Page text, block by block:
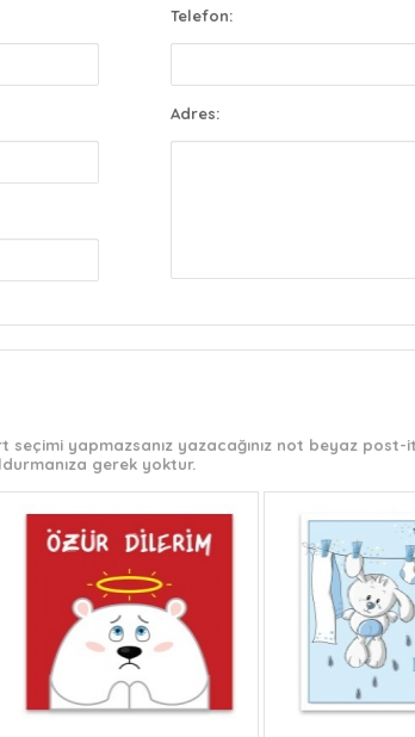
Telefon:
Adres:
yapmazsanız yazacağınız not beyaz
gerek yoktur.